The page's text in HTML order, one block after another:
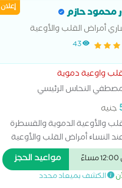
إعلان محمود حازم
أمراض القلب والأوعية
والقسطرة القلبية
43
واوعية دموية
النحاس الرئيسي
جنيه
والأوعية الدموية والقسطرة
النساﺀ أمراض القلب والأوعية
والذبحة الصدرية وارتقاع
اتساع عضلة القلب
عضلة القلب الاكتشاف
مواعيد الحجز
الكشف بميعاد محدد